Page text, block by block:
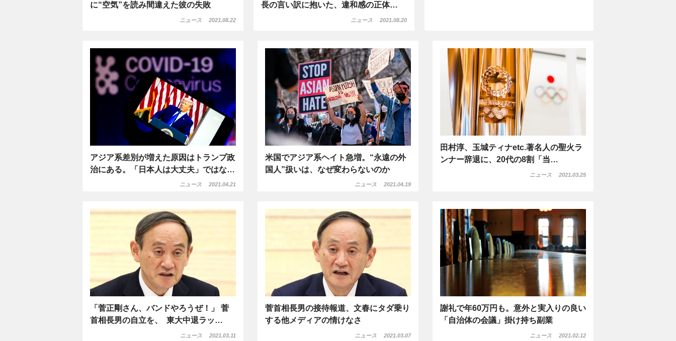
に“空気”を読み間違えた彼の失敗
ニュース 2021.08.22
長の言い訳に抱いた、違和感の正体…
ニュース 2021.08.20
アジア系差別が増えた原因はトランプ政
治にある。「日本人は大丈夫」ではな…
ニュース 2021.04.21
米国でアジア系ヘイト急増。“永遠の外
国人”扱いは、なぜ変わらないのか
ニュース 2021.04.19
田村淳、玉城ティナetc.著名人の聖火ラ
ンナー辞退に、20代の8割「当…
ニュース 2021.03.25
「菅正剛さん、バンドやろうぜ！」 菅
首相長男の自立を、 東大中退ラッ…
ニュース 2021.03.11
菅首相長男の接待報道、文春にタダ乗り
する他メディアの情けなさ
ニュース 2021.03.07
謝礼で年60万円も。意外と実入りの良い
「自治体の会議」掛け持ち副業
ニュース 2021.02.12